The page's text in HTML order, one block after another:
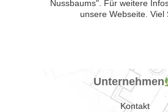
Nussbaums". Für weitere
unsere Webseite. Viel
Unternehmen
Kontakt